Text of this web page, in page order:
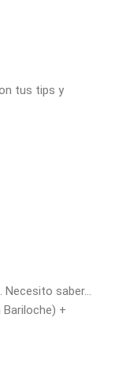
tus tips y
Necesito saber…
+